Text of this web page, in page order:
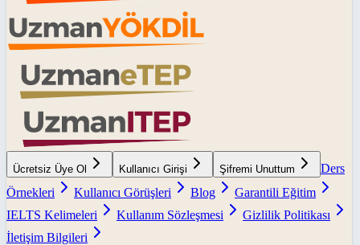
Ücretsiz Üye Ol Kullanıcı Girişi Şifremi Unuttum
Ders
Örnekleri
Kullanıcı Görüşleri Blog
Garantili Eğitim
IELTS Kelimeleri
Kullanım Sözleşmesi
Gizlilik Politikası
İletişim Bilgileri